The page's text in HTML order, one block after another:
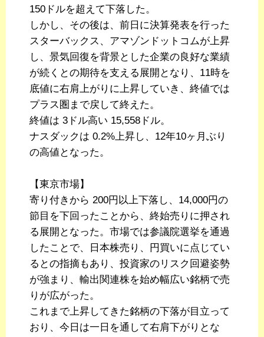
150ドルを超えて下落した。
しかし、その後は、前日に決算発表を行った
スターバックス、アマゾンドットコムが上昇
し、景気回復を背景とした企業の良好な業績
が続くとの期待を支える展開となり、11時を
底値に右肩上がりに上昇していき、終値では
プラス圏まで戻して終えた。
終値は 3ドル高い 15,558ドル。
ナスダックは 0.2%上昇し、12年10ヶ月ぶり
の高値となった。
【東京市場】
寄り付きから 200円以上下落し、14,000円の
節目を下回ったことから、終始売りに押され
る展開となった。市場では参議院選挙を通過
したことで、日本株売り、円買いに点じてい
るとの指摘もあり、投資家のリスク回避姿勢
が強まり、輸出関連株を始め幅広い銘柄で売
りが広がった。
これまで上昇してきた銘柄の下落が目立って
おり、今日は一日を通して右肩下がりとな